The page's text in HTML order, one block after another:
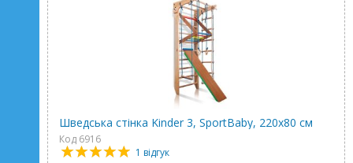
Шведська стінка Kinder 3, SportBaby, 220х80 см
Код 6916
1 відгук